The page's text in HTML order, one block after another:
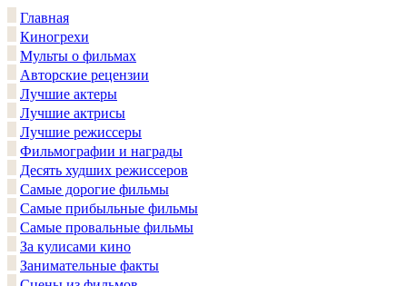
Главная
Киногрехи
Мульты о фильмах
Авторские рецензии
Лучшие актеры
Лучшие актрисы
Лучшие режиссеры
Фильмографии и награды
Десять худших режиссеров
Самые дорогие фильмы
Самые прибыльные фильмы
Самые провальные фильмы
За кулисами кино
Занимательные факты